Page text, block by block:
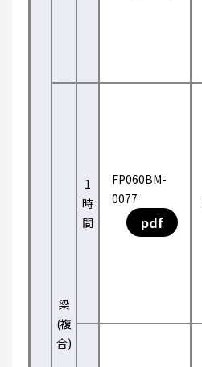
梁
(複
合)
1
時
間
FP060BM-
0077
pdf